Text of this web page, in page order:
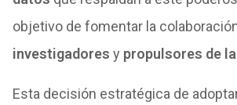
objetivo de fomentar la
investigadores y propulsores de
Esta decisión estratégica de